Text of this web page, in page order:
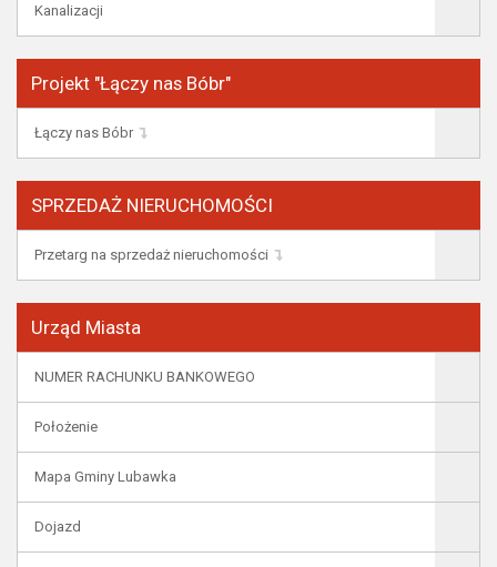
Kanalizacji
Projekt "Łączy nas Bóbr"
Łączy nas Bóbr
SPRZEDAŻ NIERUCHOMOŚCI
Przetarg na sprzedaż nieruchomości
Urząd Miasta
NUMER RACHUNKU BANKOWEGO
Położenie
Mapa Gminy Lubawka
Dojazd